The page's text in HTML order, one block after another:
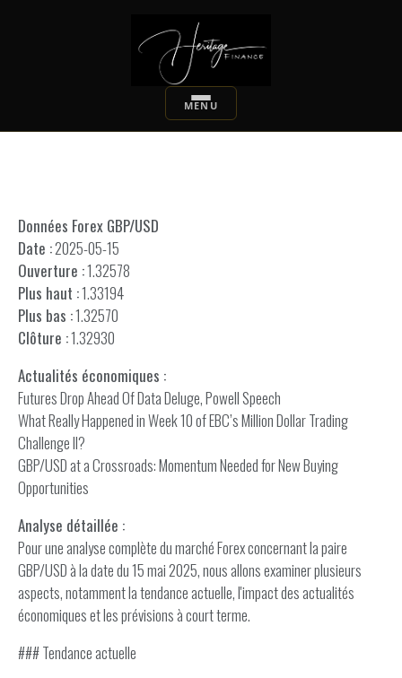
Données Forex GBP/USD
Date :2025-05-15
Ouverture :1.32578
Plus haut :1.33194
Plus bas :1.32570
Clôture :1.32930
Actualités économiques :
Futures Drop Ahead Of Data Deluge, Powell Speech
What Really Happened in Week 10 of EBC’s Million Dollar Trading
Challenge II?
GBP/USD at a Crossroads: Momentum Needed for New Buying
Opportunities
Analyse détaillée :
Pour une analyse complète du marché Forex concernant la paire
GBP/USD à la date du 15 mai 2025, nous allons examiner plusieurs
aspects, notamment la tendance actuelle, l'impact des actualités
économiques et les prévisions à court terme.
### Tendance actuelle